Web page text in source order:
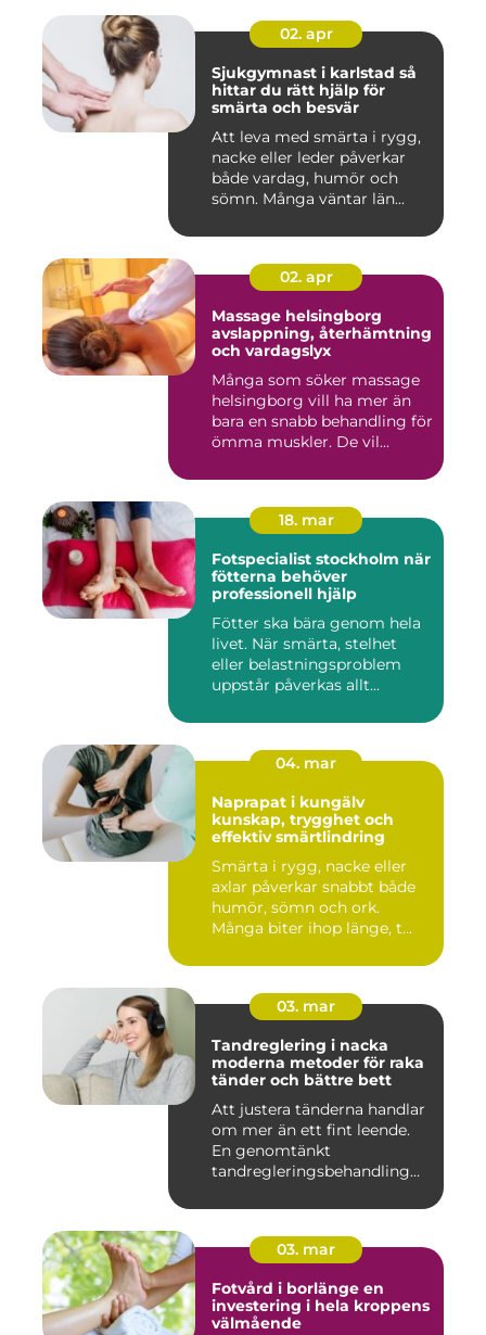
02. apr
Sjukgymnast i karlstad så
hittar du rätt hjälp för
smärta och besvär
Att leva med smärta i rygg,
nacke eller leder påverkar
både vardag, humör och
sömn. Många väntar län...
02. apr
Massage helsingborg
avslappning, återhämtning
och vardagslyx
Många som söker massage
helsingborg vill ha mer än
bara en snabb behandling för
ömma muskler. De vil...
18. mar
Fotspecialist stockholm när
fötterna behöver
professionell hjälp
Fötter ska bära genom hela
livet. När smärta, stelhet
eller belastningsproblem
uppstår påverkas allt...
04. mar
Naprapat i kungälv
kunskap, trygghet och
effektiv smärtlindring
Smärta i rygg, nacke eller
axlar påverkar snabbt både
humör, sömn och ork.
Många biter ihop länge, t...
03. mar
Tandreglering i nacka
moderna metoder för raka
tänder och bättre bett
Att justera tänderna handlar
om mer än ett fint leende.
En genomtänkt
tandregleringsbehandling
03. mar
Fotvård i borlänge en
investering i hela kroppens
välmående